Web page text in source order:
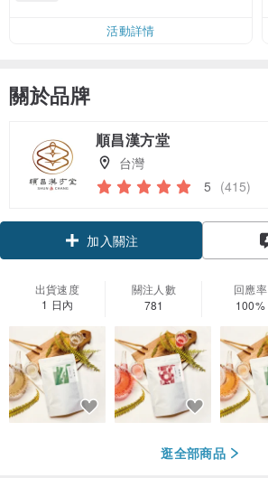
活動詳情
關於品牌
順昌漢方堂
台灣
5 (415)
加入關注
出貨速度
1 日內
關注人數
781
回應率
100%
逛全部商品